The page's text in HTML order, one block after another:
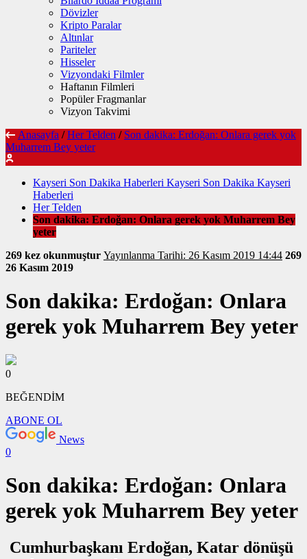
Dövizler
Kripto Paralar
Altınlar
Pariteler
Hisseler
Vizyondaki Filmler
Haftanın Filmleri
Popüler Fragmanlar
Vizyon Takvimi
Anasayfa / Her Telden / Son dakika: Erdoğan: Onlara gerek yok
Muharrem Bey yeter
Kayseri Son Dakika Haberleri Kayseri Son Dakika Kayseri
Haberleri
Her Telden
Son dakika: Erdoğan: Onlara gerek yok Muharrem Bey
yeter
269 kez okunmuştur
Yayınlanma Tarihi: 26 Kasım 2019 14:44 269
26 Kasım 2019
Son dakika: Erdoğan: Onlara
gerek yok Muharrem Bey yeter
0
BEĞENDİM
ABONE OL
News
0
Son dakika: Erdoğan: Onlara
gerek yok Muharrem Bey yeter
Cumhurbaşkanı Erdoğan, Katar dönüşü